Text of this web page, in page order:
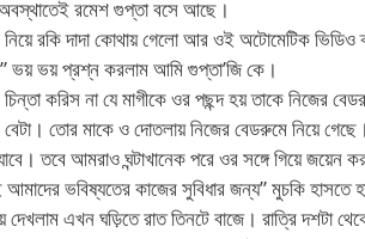
রমেশ গুপ্তা বসে আছে।
নিয়ে রকি দাদা কোথায় গেলো আর ওই অটোমেটিক
ভয় ভয় প্রশ্ন করলাম আমি গুপ্তা’জি কে।
করিস না যে মাগীকে ওর পছন্দ হয় তাকে নিজের
তোর মাকে ও দোতলায় নিজের বেডরুমে নিয়ে
তবে আমরাও ঘন্টাখানেক পরে ওর সঙ্গে গিয়ে
ভবিষ্যতের কাজের সুবিধার জন্য” মুচকি হাসতে
দেখলাম এখন ঘড়িতে রাত তিনটে বাজে। রাত্রি দশটা